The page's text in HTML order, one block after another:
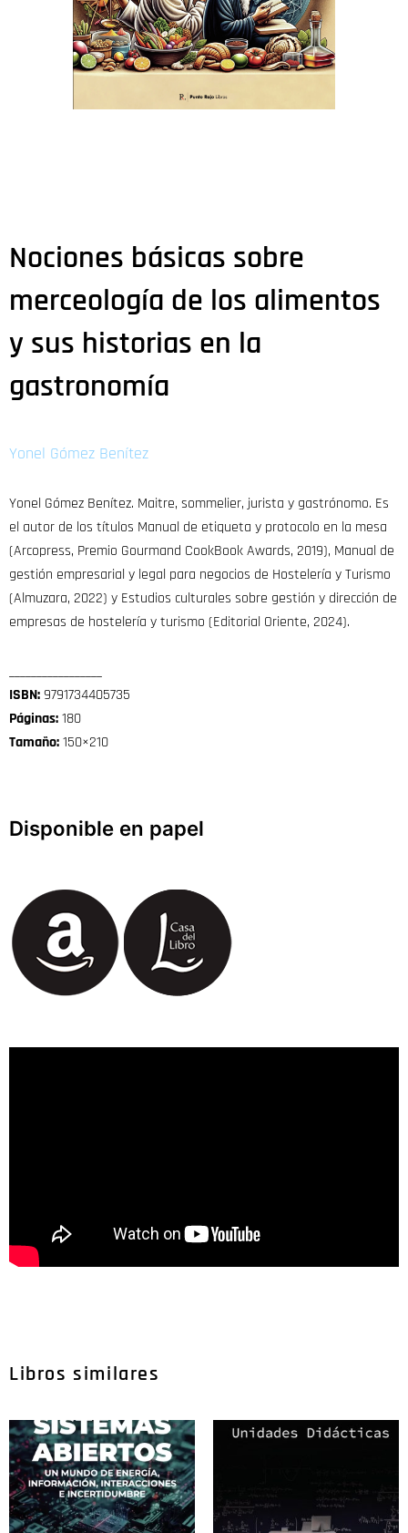
Nociones básicas sobre
merceología de los alimentos
y sus historias en la
gastronomía
Yonel Gómez Benítez
Yonel Gómez Benítez. Maitre, sommelier, jurista y gastrónomo. Es
el autor de los títulos Manual de etiqueta y protocolo en la mesa
(Arcopress, Premio Gourmand CookBook Awards, 2019), Manual de
gestión empresarial y legal para negocios de Hostelería y Turismo
(Almuzara, 2022) y Estudios culturales sobre gestión y dirección de
empresas de hostelería y turismo (Editorial Oriente, 2024).
_________________
ISBN:9791734405735
Páginas:180
Tamaño:150×210
Disponible en papel
Libros similares